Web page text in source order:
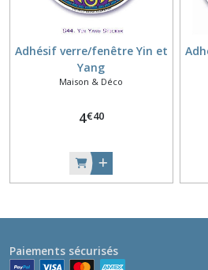
Adhésif verre/fenêtre Yin et
Yang
Maison & Déco
4€40
Paiements sécurisés